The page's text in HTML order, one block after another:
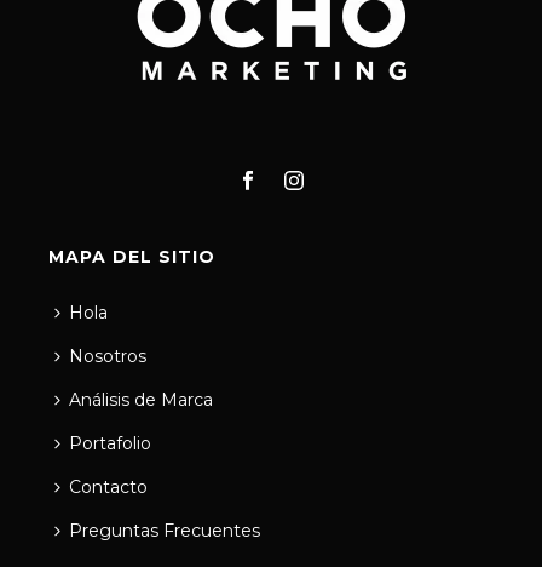
MAPA DEL SITIO
Hola
Nosotros
Análisis de Marca
Portafolio
Contacto
Preguntas Frecuentes